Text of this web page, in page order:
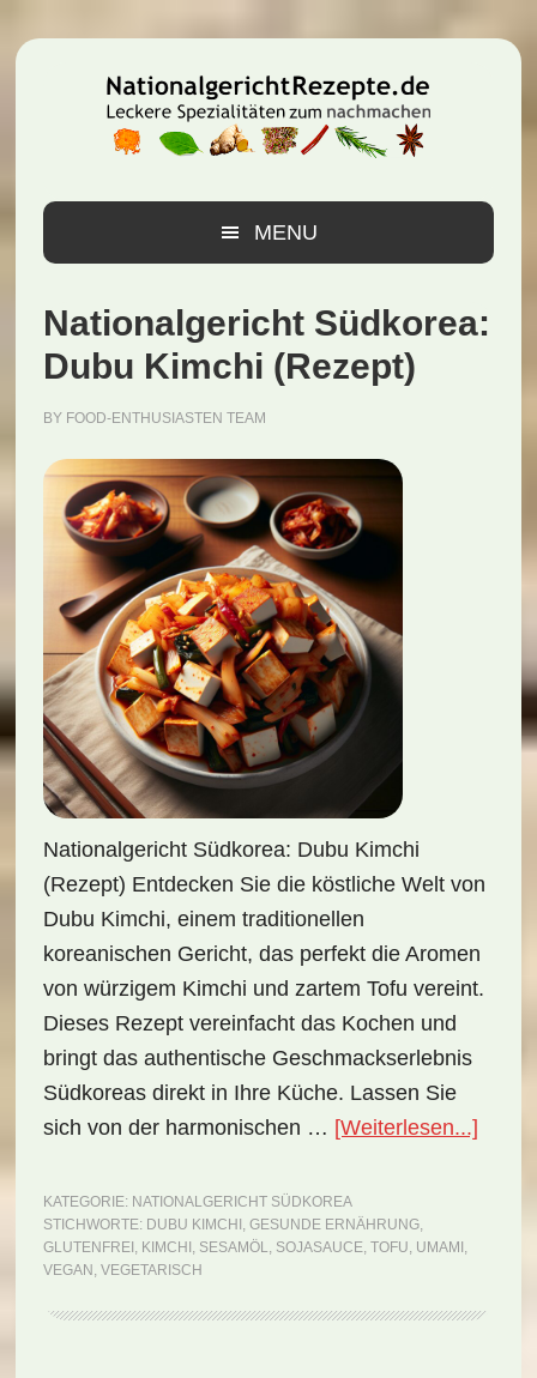
Hauptnavigation
Inhalt
Seitenspalte
MENU
Nationalgericht Südkorea:
Dubu Kimchi (Rezept)
BY FOOD-ENTHUSIASTEN TEAM
Nationalgericht Südkorea: Dubu Kimchi
(Rezept) Entdecken Sie die köstliche Welt von
Dubu Kimchi, einem traditionellen
koreanischen Gericht, das perfekt die Aromen
von würzigem Kimchi und zartem Tofu vereint.
Dieses Rezept vereinfacht das Kochen und
bringt das authentische Geschmackserlebnis
Südkoreas direkt in Ihre Küche. Lassen Sie
sich von der harmonischen … [Weiterlesen...]
KATEGORIE: NATIONALGERICHT SÜDKOREA
STICHWORTE: DUBU KIMCHI , GESUNDE ERNÄHRUNG,
GLUTENFREI , KIMCHI , SESAMÖL, SOJASAUCE, TOFU, UMAMI ,
VEGAN , VEGETARISCH